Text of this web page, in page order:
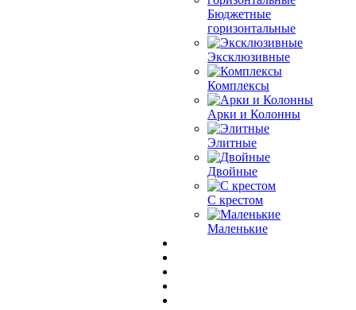
Бюджетные
горизонтальные
Эксклюзивные
Комплексы
Арки и Колонны
Элитные
Двойные
С крестом
Маленькие